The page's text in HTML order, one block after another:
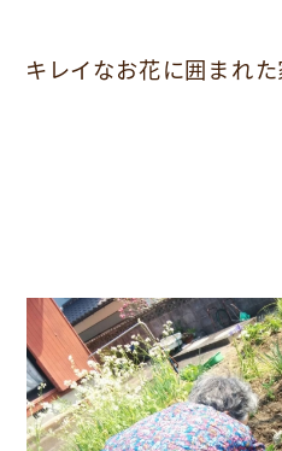
キレイなお花に囲まれ